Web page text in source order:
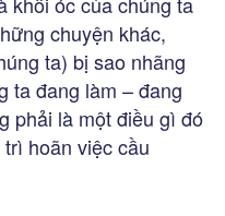
chuyện khác,
ta) bị sao nhãng
ta đang làm – đang
phải là một điều gì đó
hoãn việc cầu